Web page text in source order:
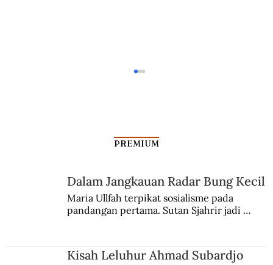
PREMIUM
Dalam Jangkauan Radar Bung Kecil
Maria Ullfah terpikat sosialisme pada
pandangan pertama. Sutan Sjahrir jadi
Kisah Leluhur Ahmad Subardjo